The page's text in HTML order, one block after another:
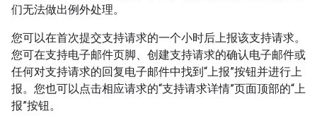
们无法做出例外处理。
您可以在首次提交支持请求的一个小时后上报该支持请求。
您可在支持电子邮件页脚、创建支持请求的确认电子邮件或
任何对支持请求的回复电子邮件中找到“上报”按钮并进行上
报。您也可以点击相应请求的“支持请求详情”页面顶部的“上
报”按钮。